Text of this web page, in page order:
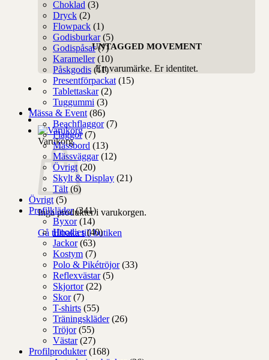
UNTAGGED MOVEMENT
Ert varumärke. Er identitet.
Varukorg
Inga produkter i varukorgen.
Gå tillbaka till butiken
Choklad (3)
Dryck (2)
Flowpack (1)
Godisburkar (5)
Godispåsar (7)
Karameller (10)
Påskgodis (11)
Presentförpackat (15)
Tablettaskar (2)
Tuggummi (3)
Mässa & Event (86)
Beachflaggor (7)
Flaggor (7)
Mässbord (13)
Mässväggar (12)
Övrigt (20)
Skylt & Display (21)
Tält (6)
Övrigt (5)
Profilkläder (341)
Byxor (14)
Hoodies (40)
Jackor (63)
Kostym (7)
Polo & Pikétröjor (33)
Reflexvästar (5)
Skjortor (22)
Skor (7)
T-shirts (55)
Träningskläder (26)
Tröjor (55)
Västar (27)
Profilprodukter (168)